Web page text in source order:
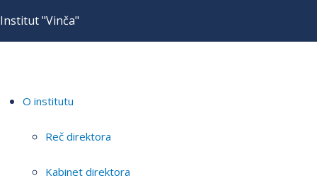
Institut "Vinča"
O institutu
Reč direktora
Kabinet direktora